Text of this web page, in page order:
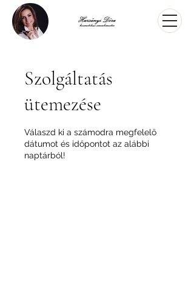
Szolgáltatás
ütemezése
Válaszd ki a számodra megfelelő
dátumot és időpontot az alábbi
naptárból!